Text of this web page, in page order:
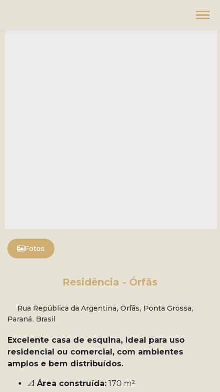
Fotos
Residência - Órfãs
Rua República da Argentina, Orfãs, Ponta Grossa,
Paraná, Brasil
Excelente casa de esquina, ideal para uso
residencial ou comercial, com ambientes
amplos e bem distribuídos.
📐 Área construída: 170 m²